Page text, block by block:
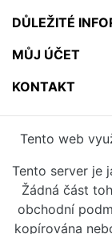
DŮLEŽITÉ
MŮJ ÚČET
KONTAKT
Tento web
Tento server je
Žádná část
obchodní
kopírována